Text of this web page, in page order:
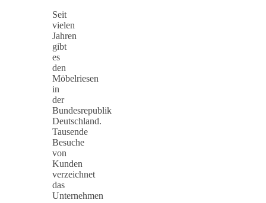
Seit
vielen
Jahren
gibt
es
den
Möbelriesen
in
der
Bundesrepublik
Deutschland.
Tausende
Besuche
von
Kunden
verzeichnet
das
Unternehmen